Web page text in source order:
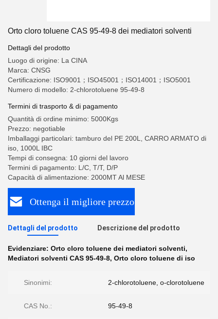
Orto cloro toluene CAS 95-49-8 dei mediatori solventi
Dettagli del prodotto
Luogo di origine: La CINA
Marca: CNSG
Certificazione: ISO9001；ISO45001；ISO14001；ISO5001
Numero di modello: 2-chlorotoluene 95-49-8
Termini di trasporto & di pagamento
Quantità di ordine minimo: 5000Kgs
Prezzo: negotiable
Imballaggi particolari: tamburo del PE 200L, CARRO ARMATO di
iso, 1000L IBC
Tempi di consegna: 10 giorni del lavoro
Termini di pagamento: L/C, T/T, D/P
Capacità di alimentazione: 2000MT Al MESE
Ottenga il migliore prezzo
Dettagli del prodotto Descrizione del prodotto
Evidenziare: Orto cloro toluene dei mediatori solventi,
Mediatori solventi CAS 95-49-8, Orto cloro toluene di iso
Sinonimi: 2-chlorotoluene, o-clorotoluene
CAS No.: 95-49-8